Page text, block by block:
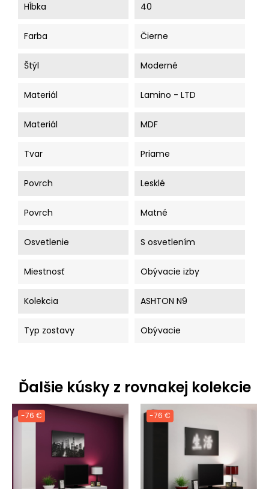
Hĺbka 40
Farba Čierne
Štýl Moderné
Materiál Lamino - LTD
Materiál MDF
Tvar Priame
Povrch Lesklé
Povrch Matné
Osvetlenie S osvetlením
Miestnosť Obývacie izby
Kolekcia ASHTON N9
Typ zostavy Obývacie
Ďalšie kúsky z rovnakej kolekcie
-76 € -76 €